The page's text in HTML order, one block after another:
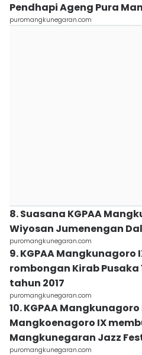
Pendhapi Ageng Pura
puromangkunegaran.com
8. Suasana KGPAA
Wiyosan Jumenengan
puromangkunegaran.com
9. KGPAA Mangkunagoro
rombongan Kirab Pusaka
tahun 2017
puromangkunegaran.com
10. KGPAA
Mangkoenagoro IX
Mangkunegaran Jazz
puromangkunegaran.com